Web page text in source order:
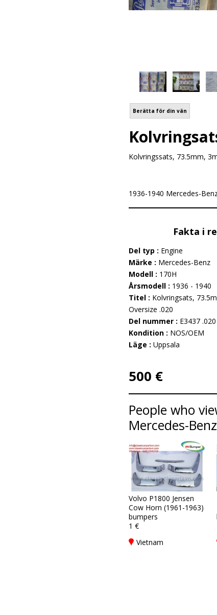
Berätta för din vän
Kolvringssats, 73.5mm,
1936-1940 Mercedes-
Fakta i
Del typ : Engine
Märke : Mercedes-Benz
Modell : 170H
Årsmodell : 1936 - 1940
Titel : Kolvringsats,
Oversize .020
Del nummer : E3437 .020
Kondition : NOS/OEM
Läge : Uppsala
500 €
People who
Mercedes-
Volvo P1800 Jensen
Cow Horn (1961-1963)
bumpers
1 €
Vietnam